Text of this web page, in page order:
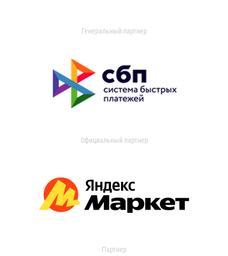
Генеральный партнер
Официальный партнер
Партнер